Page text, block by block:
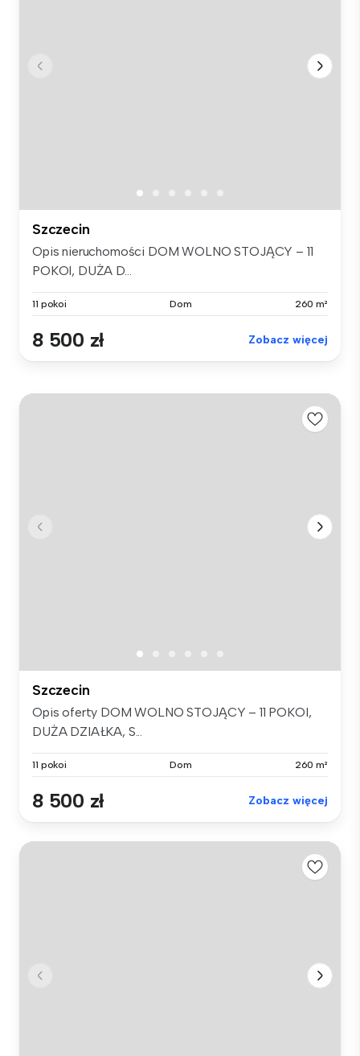
Szczecin
Opis nieruchomości DOM WOLNO STOJĄCY – 11
POKOI, DUŻA D...
11 pokoi Dom 260 m²
8 500 zł Zobacz więcej
Szczecin
Opis oferty DOM WOLNO STOJĄCY – 11 POKOI,
DUŻA DZIAŁKA, S...
11 pokoi Dom 260 m²
8 500 zł Zobacz więcej